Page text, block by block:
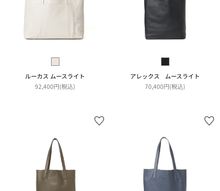
ルーカス ムースライト
92,400円(税込)
アレックス ムースライト
70,400円(税込)